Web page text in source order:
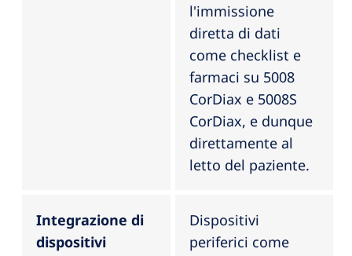
l'immissione
diretta di dati
come checklist e
farmaci su 5008
CorDiax e 5008S
CorDiax, e dunque
direttamente al
letto del paziente.
Integrazione di
dispositivi
Dispositivi
periferici come